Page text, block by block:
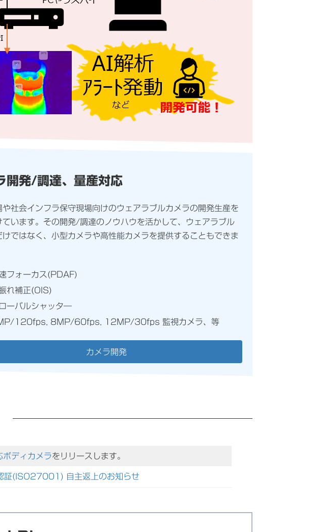
開発/調達、量産対応
や社会インフラ保守現場向けのウェアラブルカメラの開発生産を
ています。その開発/調達のノウハウを活かして、ウェアラブル
けではなく、小型カメラや高性能カメラを提供することもできま
フォーカス(PDAF)
れ補正(OIS)
ーバルシャッタ―
120fps, 8MP/60fps, 12MP/30fps 監視カメラ、等
カメラ開発
ボディカメラをリリースします。
証(ISO27001) 自主返上のお知らせ